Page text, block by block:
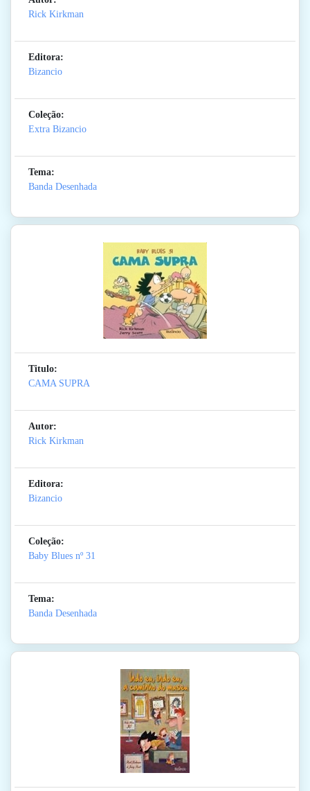
Rick Kirkman
Editora:
Bizancio
Coleção:
Extra Bizancio
Tema:
Banda Desenhada
Titulo:
CAMA SUPRA
Autor:
Rick Kirkman
Editora:
Bizancio
Coleção:
Baby Blues nº 31
Tema:
Banda Desenhada